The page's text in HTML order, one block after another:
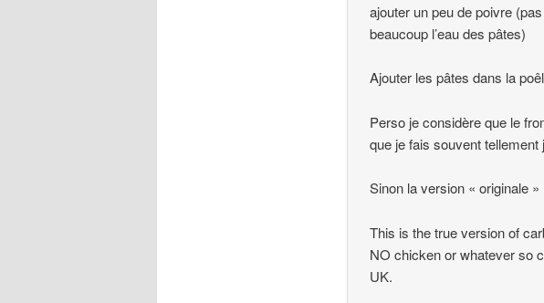
ajouter un peu de poivre
beaucoup l’eau des pâtes)
Ajouter les pâtes dans la
Perso je considère que le
que je fais souvent tellement
Sinon la version « originale »
This is the true version of
NO chicken or whatever so
UK.